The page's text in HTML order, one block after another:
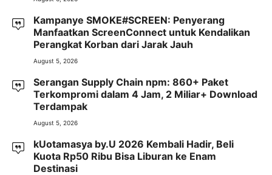
Kampanye SMOKE#SCREEN: Penyerang
Manfaatkan ScreenConnect untuk Kendalikan
Perangkat Korban dari Jarak Jauh
August 5, 2026
Serangan Supply Chain npm: 860+ Paket
Terkompromi dalam 4 Jam, 2 Miliar+ Download
Terdampak
August 5, 2026
kUotamasya by.U 2026 Kembali Hadir, Beli
Kuota Rp50 Ribu Bisa Liburan ke Enam
Destinasi